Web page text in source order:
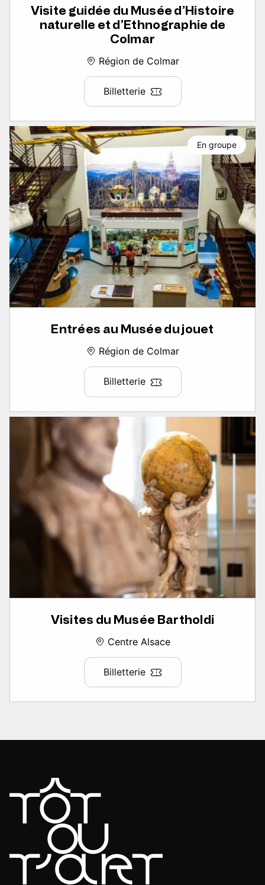
Visite guidée du Musée d’Histoire
naturelle et d’Ethnographie de
Colmar
Région de Colmar
Billetterie
Entrées au Musée du jouet
Région de Colmar
Billetterie
En groupe
Visites du Musée Bartholdi
Centre Alsace
Billetterie